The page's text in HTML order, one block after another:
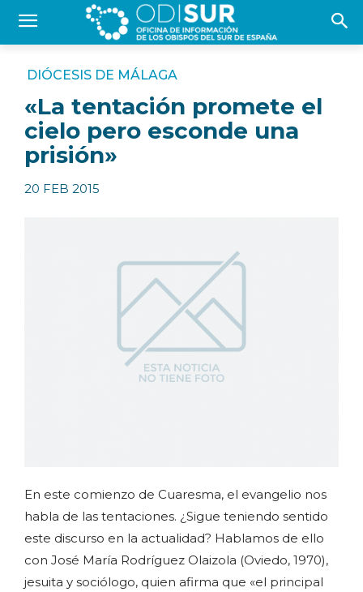
DIÓCESIS DE MÁLAGA
«La tentación promete el
cielo pero esconde una
prisión»
20 FEB 2015
En este comienzo de Cuaresma, el evangelio nos
habla de las tentaciones. ¿Sigue teniendo sentido
este discurso en la actualidad? Hablamos de ello
con José María Rodríguez Olaizola (Oviedo, 1970),
jesuita y sociólogo, quien afirma que «el principal